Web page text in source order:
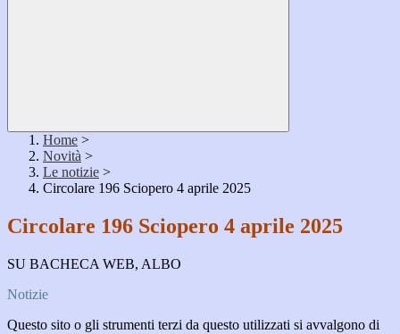
Home >
Novità >
Le notizie >
Circolare 196 Sciopero 4 aprile 2025
Circolare 196 Sciopero 4 aprile 2025
SU BACHECA WEB, ALBO
Notizie
Questo sito o gli strumenti terzi da questo utilizzati si avvalgono di